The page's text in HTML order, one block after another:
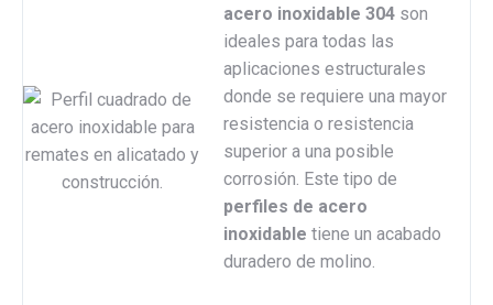
acero inoxidable 304 son
ideales para todas las
aplicaciones estructurales
donde se requiere una mayor
resistencia o resistencia
superior a una posible
corrosión. Este tipo de
perfiles de acero
inoxidable tiene un acabado
duradero de molino.